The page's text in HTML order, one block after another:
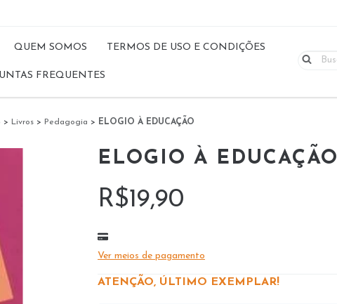
QUEM SOMOS TERMOS DE USO E CONDIÇÕES
FREQUENTES
> Livros > Pedagogia > ELOGIO À EDUCAÇÃO
ELOGIO À EDUCAÇÃO
R$19,90
Ver meios de pagamento
ATENÇÃO, ÚLTIMO EXEMPLAR!